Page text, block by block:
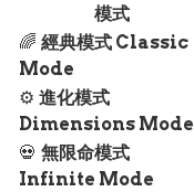
模式
🌈 經典模式 Classic
Mode
⚙️ 進化模式
Dimensions Mode
💀 無限命模式
Infinite Mode